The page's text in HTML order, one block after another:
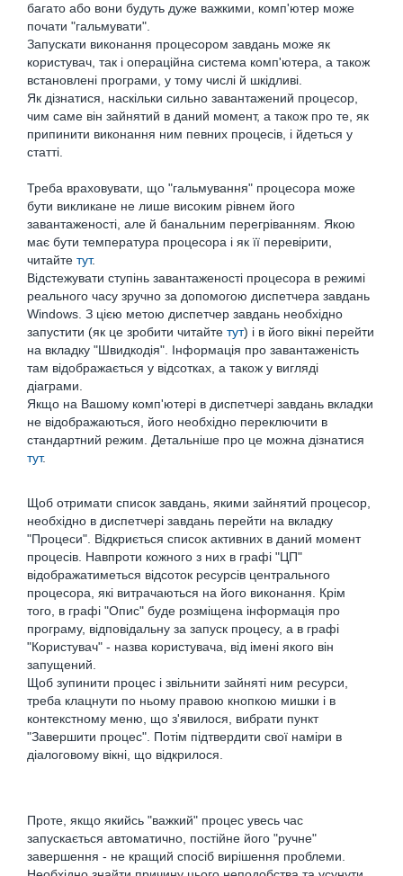
багато або вони будуть дуже важкими, комп'ютер може
почати "гальмувати".
Запускати виконання процесором завдань може як
користувач, так і операційна система комп'ютера, а також
встановлені програми, у тому числі й шкідливі.
Як дізнатися, наскільки сильно завантажений процесор,
чим саме він зайнятий в даний момент, а також про те, як
припинити виконання ним певних процесів, і йдеться у
статті.
Треба враховувати, що "гальмування" процесора може
бути викликане не лише високим рівнем його
завантаженості, але й банальним перегріванням. Якою
має бути температура процесора і як її перевірити,
читайтетут.
Відстежувати ступінь завантаженості процесора в режимі
реального часу зручно за допомогою диспетчера завдань
Windows. З цією метою диспетчер завдань необхідно
запустити (як це зробити читайтетут) і в його вікні перейти
на вкладку "Швидкодія". Інформація про завантаженість
там відображається у відсотках, а також у вигляді
діаграми.
Якщо на Вашому комп'ютері в диспетчері завдань вкладки
не відображаються, його необхідно переключити в
стандартний режим. Детальніше про це можна дізнатися
тут.
Щоб отримати список завдань, якими зайнятий процесор,
необхідно в диспетчері завдань перейти на вкладку
"Процеси". Відкриється список активних в даний момент
процесів. Навпроти кожного з них в графі "ЦП"
відображатиметься відсоток ресурсів центрального
процесора, які витрачаються на його виконання. Крім
того, в графі "Опис" буде розміщена інформація про
програму, відповідальну за запуск процесу, а в графі
"Користувач" - назва користувача, від імені якого він
запущений.
Щоб зупинити процес і звільнити зайняті ним ресурси,
треба клацнути по ньому правою кнопкою мишки і в
контекстному меню, що з'явилося, вибрати пункт
"Завершити процес". Потім підтвердити свої наміри в
діалоговому вікні, що відкрилося.
Проте, якщо якийсь "важкий" процес увесь час
запускається автоматично, постійне його "ручне"
завершення - не кращий спосіб вирішення проблеми.